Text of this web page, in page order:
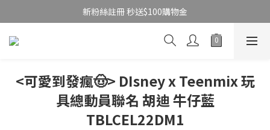
新粉絲註冊 秒送$100購物金
<可愛到發瘋🤠> DIsney x Teenmix 玩
具總動員聯名 胡迪 牛仔藍
TBLCEL22DM1